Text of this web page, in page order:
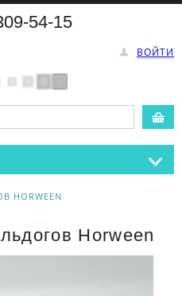
ВОЙТИ
54-15
Horween